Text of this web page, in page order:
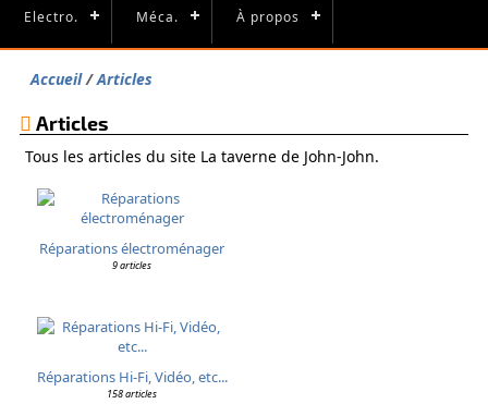
Electro. Méca. À propos
Accueil Articles
Articles
Tous les articles du site La taverne de John-John.
Réparations électroménager
9 articles
Réparations Hi-Fi, Vidéo, etc...
158 articles